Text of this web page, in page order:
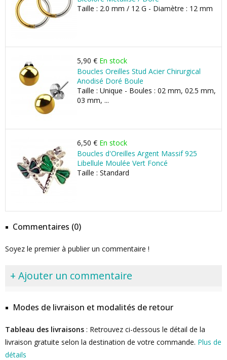
Taille : 2.0 mm / 12 G - Diamètre : 12 mm
5,90 € En stock
Boucles Oreilles Stud Acier Chirurgical
Anodisé Doré Boule
Taille : Unique - Boules : 02 mm, 02.5 mm,
03 mm, ...
6,50 € En stock
Boucles d'Oreilles Argent Massif 925
Libellule Moulée Vert Foncé
Taille : Standard
Commentaires (0)
Soyez le premier à publier un commentaire !
+ Ajouter un commentaire
Modes de livraison et modalités de retour
Tableau des livraisons : Retrouvez ci-dessous le détail de la
livraison gratuite selon la destination de votre commande. Plus de
détails